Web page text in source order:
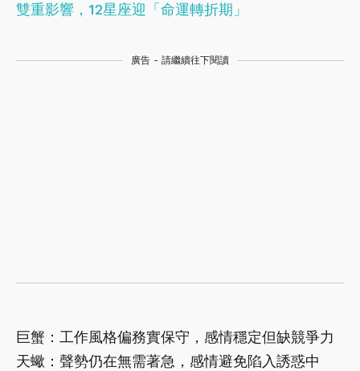
雙重影響，12星座迎「命運轉折期」
廣告 - 請繼續往下閱讀
巨蟹：工作風格偏務實保守，感情穩定但缺競爭力
天蠍：聲勢仍在無需著急，感情避免陷入誘惑中